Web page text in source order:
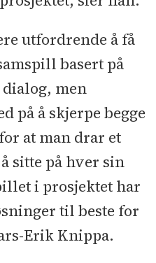
utfordrende å få
basert på
men
på å skjerpe begge
at man drar et
sitte på hver sin
i prosjektet har
til beste for
Erik Knippa.